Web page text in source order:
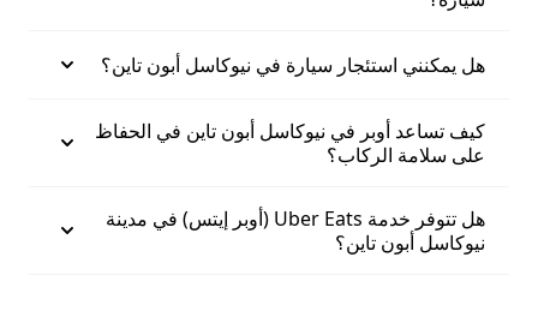
هل يمكنني استئجار سيارة في نيوكاسل أبون تاين؟
كيف تساعد أوبر في نيوكاسل أبون تاين في الحفاظ
على سلامة الركاب؟
هل تتوفر خدمة Uber Eats (أوبر إيتس) في مدينة
نيوكاسل أبون تاين؟